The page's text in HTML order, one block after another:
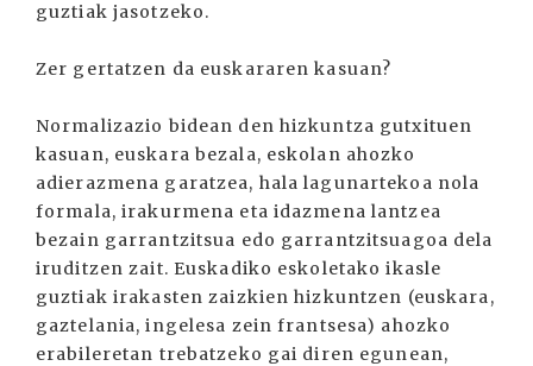
guztiak jasotzeko.
Zer gertatzen da euskararen kasuan?
Normalizazio bidean den hizkuntza gutxituen
kasuan, euskara bezala, eskolan ahozko
adierazmena garatzea, hala lagunartekoa nola
formala, irakurmena eta idazmena lantzea
bezain garrantzitsua edo garrantzitsuagoa dela
iruditzen zait. Euskadiko eskoletako ikasle
guztiak irakasten zaizkien hizkuntzen (euskara,
gaztelania, ingelesa zein frantsesa) ahozko
erabileretan trebatzeko gai diren egunean,